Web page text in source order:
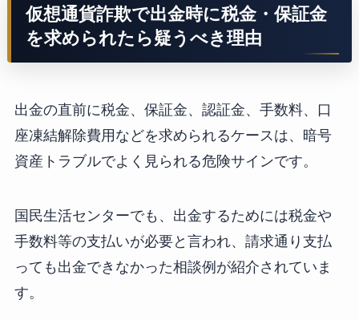
仮想通貨詐欺で出金時に税金・保証金
を求められたら疑うべき理由
出金の直前に税金、保証金、認証金、手数料、口
座凍結解除費用などを求められるケースは、暗号
資産トラブルでよく見られる危険サインです。
国民生活センターでも、出金するためには税金や
手数料等の支払いが必要と言われ、請求通り支払
っても出金できなかった相談例が紹介されていま
す。